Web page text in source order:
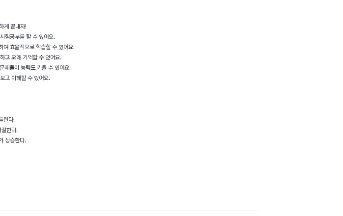
게 끝내자!
험공부를 할 수 있어요.
여 효율적으로 학습할 수 있어요.
고 오래 기억할 수 있어요.
제풀이 능력도 키울 수 있어요.
고 이해할 수 있어요.
린다.
절한다.
상승한다.